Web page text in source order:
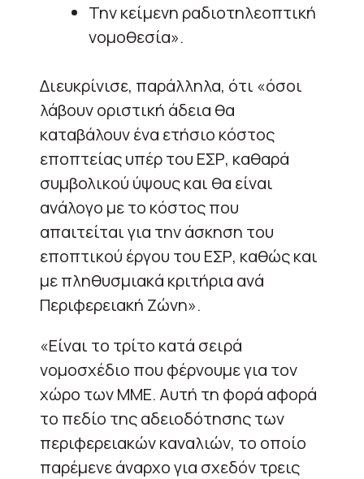
Την κείμενη ραδιοτηλεοπτική
νομοθεσία».
Διευκρίνισε, παράλληλα, ότι «όσοι
λάβουν οριστική άδεια θα
καταβάλουν ένα ετήσιο κόστος
εποπτείας υπέρ του ΕΣΡ, καθαρά
συμβολικού ύψους και θα είναι
ανάλογο με το κόστος που
απαιτείται για την άσκηση του
εποπτικού έργου του ΕΣΡ, καθώς και
με πληθυσμιακά κριτήρια ανά
Περιφερειακή Ζώνη».
«Είναι το τρίτο κατά σειρά
νομοσχέδιο που φέρνουμε για τον
χώρο των ΜΜΕ. Αυτή τη φορά αφορά
το πεδίο της αδειοδότησης των
περιφερειακών καναλιών, το οποίο
παρέμενε άναρχο για σχεδόν τρεις